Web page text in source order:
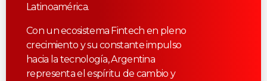
Latinoamérica.
Con un ecosistema Fintech en pleno
crecimiento y su constante impulso
hacia la tecnología, Argentina
representa el espíritu de cambio y